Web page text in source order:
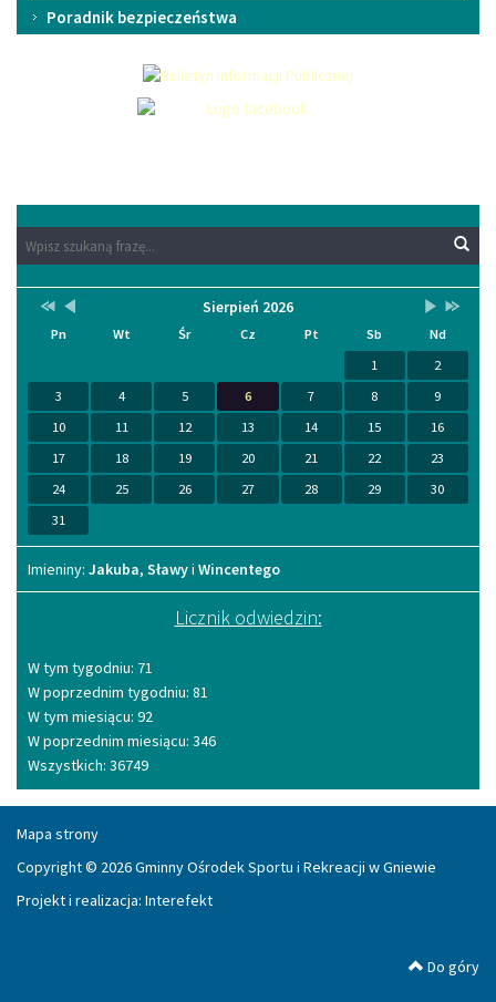
Poradnik bezpieczeństwa
Wyszukiwarka
Wyszukaj
Kalendarium Lista
wydarzeń
Sierpień 2026Brak
PrzestawPrzestaw
na
Przestaw
na
Wrzesień
2026
na
Sierpień
2027
Pn Wt Śr Cz Pt Sb
Nd
1
2
3
4 5 6 7 8
9
10
11 12 13 14 15
16
17
18 19 20 21 22
23
24
25 26 27 28 29
30
31
Imieniny
Imieniny: Jakuba, Sławyi Wincentego
Licznik odwiedzin:
W tym tygodniu: 71
W poprzednim tygodniu: 81
W tym miesiącu: 92
W poprzednim miesiącu: 346
Wszystkich: 36749
Mapa strony
Copyright © 2026 Gminny Ośrodek Sportu i Rekreacji w Gniewie
Projekt i realizacja: Interefekt
Do góry